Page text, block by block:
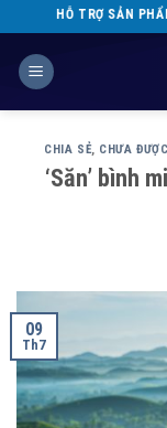
to
content
PHẨM: 02203 55
CHIA SẺ, CHƯA
‘Săn’ bình
09
Th7